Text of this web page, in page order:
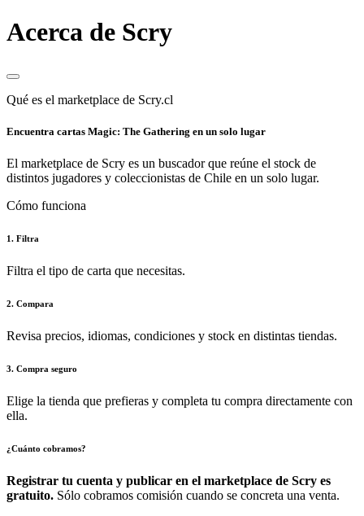
Acerca de Scry
Qué es el marketplace de Scry.cl
Encuentra cartas Magic: The Gathering en un solo lugar
El marketplace de Scry es un buscador que reúne el stock de
distintos jugadores y coleccionistas de Chile en un solo lugar.
Cómo funciona
1. Filtra
Filtra el tipo de carta que necesitas.
2. Compara
Revisa precios, idiomas, condiciones y stock en distintas tiendas.
3. Compra seguro
Elige la tienda que prefieras y completa tu compra directamente con
ella.
¿Cuánto cobramos?
Registrar tu cuenta y publicar en el marketplace de Scry es
gratuito. Sólo cobramos comisión cuando se concreta una venta.